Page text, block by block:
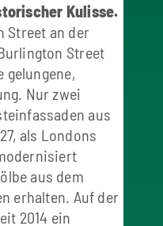
Kulisse.
Street an der
Street
gelungene,
Nur zwei
aus
als Londons
aus dem
erhalten. Auf der
2014 ein